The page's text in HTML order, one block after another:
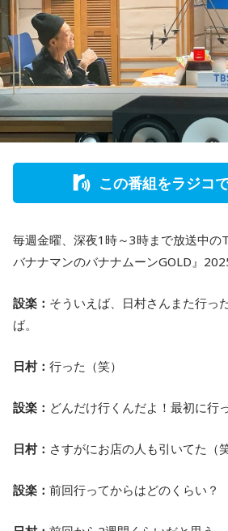
この番組をラジコ
毎週金曜、深夜1時～3時まで放送中の
バナナマンのバナナムーンGOLD』
設楽： そういえば、日村さんまた行っ
ば。
日村： 行った（笑）
設楽： どんだけ行くんだよ！最初に行
日村： さすがにお店の人も引いてた（笑
設楽： 前回行ってからはどのくらい？